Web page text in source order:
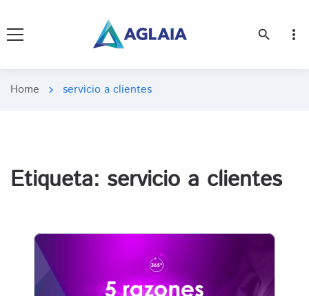
search more_vert
Home chevron_right servicio a clientes
Etiqueta: servicio a clientes